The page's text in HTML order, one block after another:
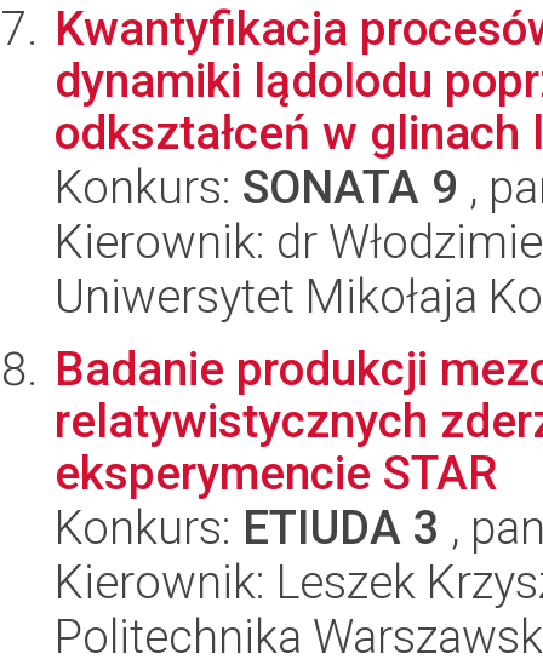
Kwantyfikacja
dynamiki lądolodu
odkształceń w glinach
Konkurs: SONATA 9 ,
Kierownik: dr
Uniwersytet Mikołaja
Badanie produkcji
relatywistycznych
eksperymencie STAR
Konkurs: ETIUDA 3 ,
Kierownik: Leszek
Politechnika